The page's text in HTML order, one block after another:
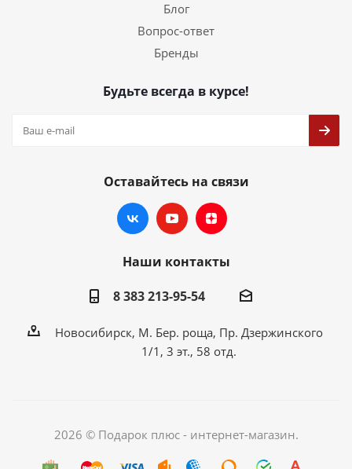
Блог
Вопрос-ответ
Бренды
Будьте всегда в курсе!
Оставайтесь на связи
Наши контакты
8 383 213-95-54
Новосибирск, М. Бер. роща, Пр. Дзержинского
1/1, 3 эт., 58 отд.
2026 © Подарок плюс - интернет-магазин.